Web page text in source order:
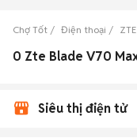
Chợ Tốt Điện thoại ZTE
Siêu thị điện tử